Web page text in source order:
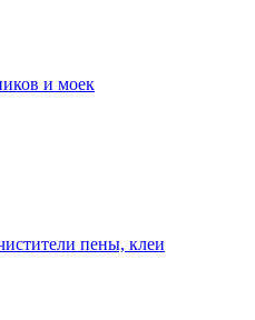
и моек
пены, клеи